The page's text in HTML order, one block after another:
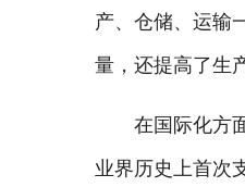
产、仓储、运输
量，还提高了生
在国际化方
业界历史上首次